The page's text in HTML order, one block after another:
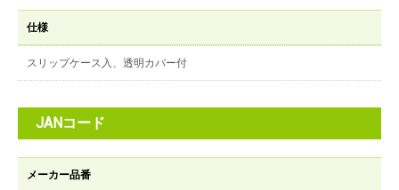
仕様
スリップケース入、透明カバー付
JANコード
メーカー品番